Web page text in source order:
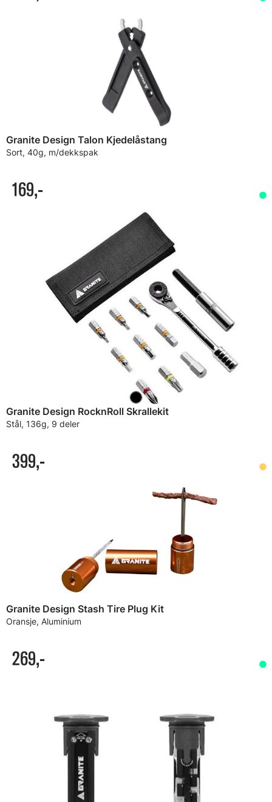
Granite Design Talon Kjedelåstang
Sort, 40g, m/dekkspak
169,-
Granite Design RocknRoll Skrallekit
Stål, 136g, 9 deler
399,-
Granite Design Stash Tire Plug Kit
Oransje, Aluminium
269,-